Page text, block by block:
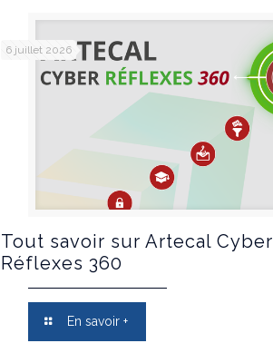
6 juillet 2026
Tout savoir sur Artecal Cyber
Réflexes 360
En savoir +